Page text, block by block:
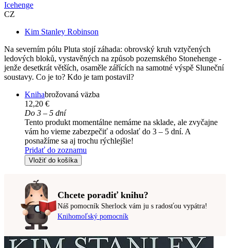
Icehenge
CZ
Kim Stanley Robinson
Na severním pólu Pluta stojí záhada: obrovský kruh vztyčených
ledových bloků, vystavěných na způsob pozemského Stonehenge -
jenže desetkrát větších, osaměle zářících na samotné výspě Sluneční
soustavy. Co je to? Kdo je tam postavil?
Knihabrožovaná väzba
12,20 €
Do 3 – 5 dní
Tento produkt momentálne nemáme na sklade, ale zvyčajne
vám ho vieme zabezpečiť a odoslať do 3 – 5 dní. A
posnažíme sa aj trochu rýchlejšie!
Pridať do zoznamu
Vložiť do košíka
Chcete poradiť knihu?
Náš pomocník Sherlock vám ju s radosťou vypátra!
Knihomoľský pomocník